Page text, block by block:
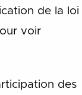
de la loi
voir
des